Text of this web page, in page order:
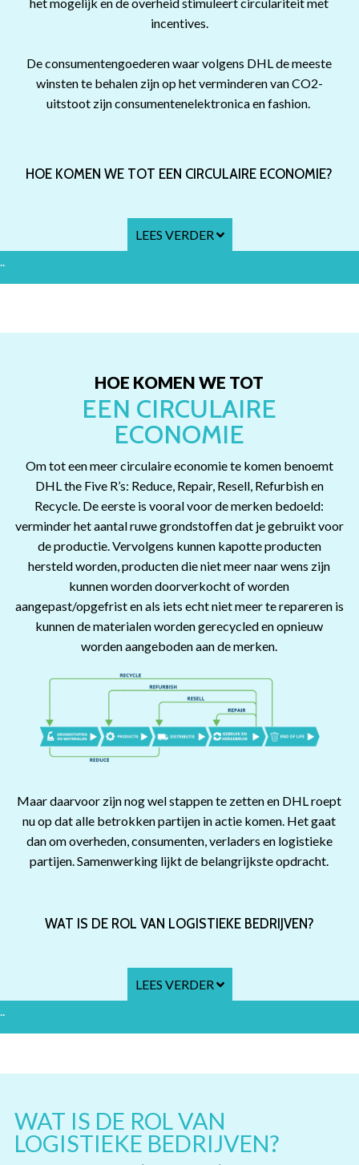
incentives.
De consumentengoederen waar volgens DHL de meeste
winsten te behalen zijn op het verminderen van CO2-
uitstoot zijn consumentenelektronica en fashion.
HOE KOMEN WE TOT EEN CIRCULAIRE ECONOMIE?
LEES VERDER
..
HOE KOMEN WE TOT
EEN CIRCULAIRE
ECONOMIE
Om tot een meer circulaire economie te komen benoemt
DHL the Five R’s: Reduce, Repair, Resell, Refurbish en
Recycle. De eerste is vooral voor de merken bedoeld:
verminder het aantal ruwe grondstoffen dat je gebruikt voor
de productie. Vervolgens kunnen kapotte producten
hersteld worden, producten die niet meer naar wens zijn
kunnen worden doorverkocht of worden
aangepast/opgefrist en als iets echt niet meer te repareren is
kunnen de materialen worden gerecycled en opnieuw
worden aangeboden aan de merken.
Maar daarvoor zijn nog wel stappen te zetten en DHL roept
nu op dat alle betrokken partijen in actie komen. Het gaat
dan om overheden, consumenten, verladers en logistieke
partijen. Samenwerking lijkt de belangrijkste opdracht.
WAT IS DE ROL VAN LOGISTIEKE BEDRIJVEN?
LEES VERDER
..
WAT IS DE ROL VAN
LOGISTIEKE BEDRIJVEN?